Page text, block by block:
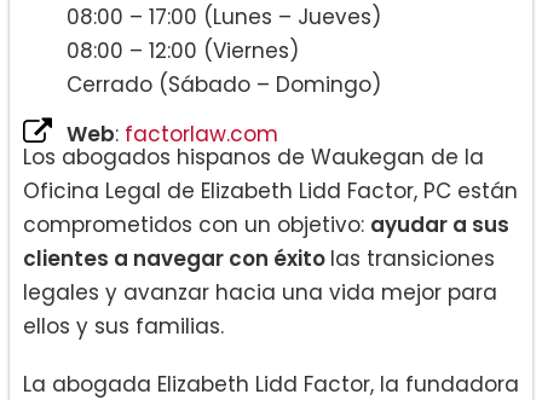
08:00 – 17:00 (Lunes – Jueves)
08:00 – 12:00 (Viernes)
Cerrado (Sábado – Domingo)
Web: factorlaw.com
Los abogados hispanos de Waukegan de la
Oficina Legal de Elizabeth Lidd Factor, PC están
comprometidos con un objetivo: ayudar a sus
clientes a navegar con éxito las transiciones
legales y avanzar hacia una vida mejor para
ellos y sus familias.
La abogada Elizabeth Lidd Factor, la fundadora